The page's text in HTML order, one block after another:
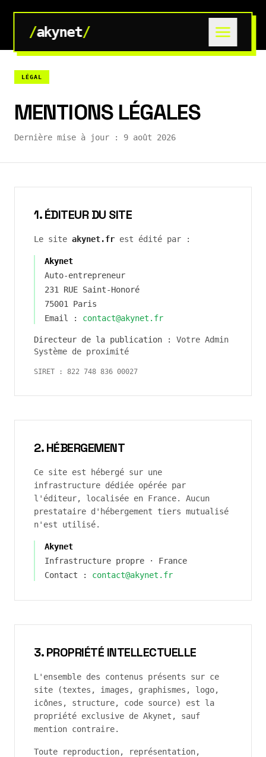
/akynet/
LÉGAL
MENTIONS LÉGALES
Dernière mise à jour : 9 août 2026
1. ÉDITEUR DU SITE
Le site akynet.fr est édité par :
Akynet
Auto-entrepreneur
231 RUE Saint-Honoré
75001 Paris
Email :
contact@akynet.fr
Directeur de la publication :
Votre Admin
Système de proximité
SIRET : 822 748 836 00027
2. HÉBERGEMENT
Ce site est hébergé sur une
infrastructure dédiée opérée par
l'éditeur, localisée en France. Aucun
prestataire d'hébergement tiers mutualisé
n'est utilisé.
Akynet
Infrastructure propre · France
Contact :
contact@akynet.fr
3. PROPRIÉTÉ INTELLECTUELLE
L'ensemble des contenus présents sur ce
site (textes, images, graphismes, logo,
icônes, structure, code source) est la
propriété exclusive de Akynet , sauf
mention contraire.
Toute reproduction, représentation,